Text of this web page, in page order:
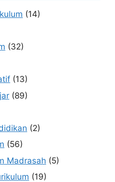
(14)
(32)
(13)
(89)
(2)
(56)
Madrasah (5)
(19)